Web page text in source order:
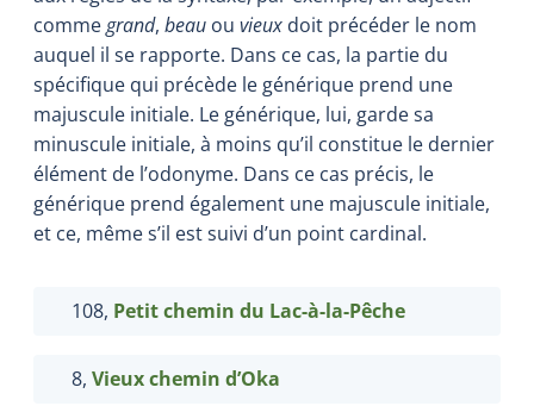
commegrand, beau ou vieux doit précéder le nom
auquel il se rapporte. Dans ce cas, la partie du
spécifique qui précède le générique prend une
majuscule initiale. Le générique, lui, garde sa
minuscule initiale, à moins qu’il constitue le dernier
élément de l’odonyme. Dans ce cas précis, le
générique prend également une majuscule initiale,
et ce, même s’il est suivi d’un point cardinal.
108, Petit chemin du Lac-à-la-Pêche
8, Vieux chemin d’Oka